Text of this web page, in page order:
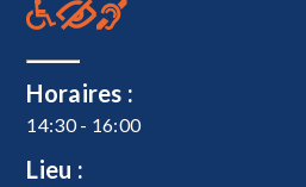
Horaires :
14:30 - 16:00
Lieu :